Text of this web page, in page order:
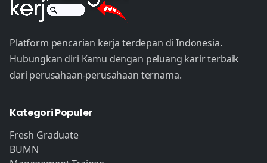
Platform pencarian kerja terdepan di Indonesia.
Hubungkan diri Kamu dengan peluang karir terbaik
dari perusahaan-perusahaan ternama.
Kategori Populer
Fresh Graduate
BUMN